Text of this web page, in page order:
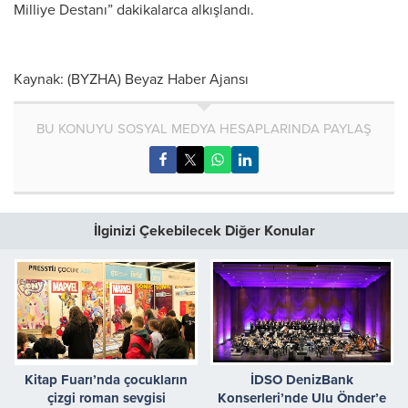
Milliye Destanı” dakikalarca alkışlandı.
Kaynak: (BYZHA) Beyaz Haber Ajansı
BU KONUYU SOSYAL MEDYA HESAPLARINDA PAYLAŞ
İlginizi Çekebilecek Diğer Konular
Kitap Fuarı’nda çocukların
çizgi roman sevgisi
İDSO DenizBank
Konserleri’nde Ulu Önder’e